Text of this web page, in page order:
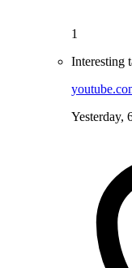
1
Interesting
Yesterday,